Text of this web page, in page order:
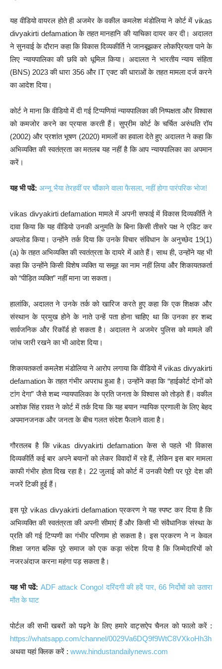
यह वीडियो वायरल होते ही अजमेर के वकील कमलेश मंडोलिया ने कोर्ट में vikas
divyakirti defamation के तहत मानहानि की याचिका दायर कर दी। अदालत
ने सुनवाई के दौरान कहा कि विकास दिव्यकीर्ति ने जानबूझकर लोकप्रियता पाने के
लिए न्यायपालिका की छवि को धूमिल किया। अदालत ने भारतीय न्याय संहिता
(BNS) 2023 की धारा 356 और IT एक्ट की धाराओं के तहत मामला दर्ज करने
का आदेश दिया।
कोर्ट ने माना कि वीडियो में दी गई टिप्पणियां न्यायपालिका की निष्पक्षता और विश्वास
को कमजोर करने का प्रयास करती हैं। सुप्रीम कोर्ट के चर्चित अरुंधति रॉय
(2002) और प्रशांत भूषण (2020) मामलों का हवाला देते हुए अदालत ने कहा कि
अभिव्यक्ति की स्वतंत्रता का मतलब यह नहीं है कि आप न्यायपालिका का अपमान
करें।
यह भी पढें: अन्नू भैया तेरहवीं पर चौंकाने वाला फैसला, नहीं होगा पारंपरिक भोज!
vikas divyakirti defamation मामले में अपनी सफाई में विकास दिव्यकीर्ति ने
दावा किया कि यह वीडियो उनकी अनुमति के बिना किसी तीसरे पक्ष ने एडिट कर
अपलोड किया। उन्होंने तर्क दिया कि उनके विचार संविधान के अनुच्छेद 19(1)
(a) के तहत अभिव्यक्ति की स्वतंत्रता के दायरे में आते हैं। साथ ही, उन्होंने यह भी
कहा कि उन्होंने किसी विशेष व्यक्ति या समूह का नाम नहीं लिया और शिकायतकर्ता
को “पीड़ित व्यक्ति” नहीं माना जा सकता।
हालांकि, अदालत ने उनके तर्क को खारिज करते हुए कहा कि एक शिक्षक और
संस्थान के प्रमुख होने के नाते उन्हें पता होना चाहिए था कि उनका हर शब्द
सार्वजनिक और रिकॉर्ड हो सकता है। अदालत ने अजमेर पुलिस को मामले की
जांच जारी रखने का भी आदेश दिया।
शिकायतकर्ता कमलेश मंडोलिया ने आरोप लगाया कि वीडियो में vikas divyakirti
defamation के तहत गंभीर अपराध हुआ है। उन्होंने कहा कि “हाईकोर्ट दोनों को
टांग देगा” जैसे शब्द न्यायपालिका के प्रति जनता के विश्वास को तोड़ते हैं। वकील
अशोक सिंह रावत ने कोर्ट में तर्क दिया कि यह बयान न्यायिक प्रणाली के लिए बेहद
अपमानजनक और जनता के बीच गलत संदेश फैलाने वाला है।
गौरतलब है कि vikas divyakirti defamation केस से पहले भी विकास
दिव्यकीर्ति कई बार अपने बयानों को लेकर विवादों में रहे हैं, लेकिन इस बार मामला
काफी गंभीर होता दिख रहा है। 22 जुलाई को कोर्ट में उनकी पेशी पर पूरे देश की
नजरें टिकी हुई हैं।
इस पूरे vikas divyakirti defamation प्रकरण ने यह स्पष्ट कर दिया है कि
अभिव्यक्ति की स्वतंत्रता की अपनी सीमाएं हैं और किसी भी संवैधानिक संस्था के
प्रति की गई टिप्पणी का गंभीर परिणाम हो सकता है। इस प्रकरण ने न केवल
शिक्षा जगत बल्कि पूरे समाज को एक कड़ा संदेश दिया है कि जिम्मेदारियों को
नजरअंदाज करना महंगा पड़ सकता है।
यह भी पढें: ADF attack Congo! दरिंदगी की हदें पार, 66 निर्दोषों को उतारा
मौत के घाट
पोर्टल की सभी खबरों को पढ़ने के लिए हमारे वाट्सऐप चैनल को फालो करें :
https://whatsapp.com/channel/0029Va6DQ9f9WtC8VXkoHh3h
अथवा यहां क्लिक करें : www.hindustandailynews.com